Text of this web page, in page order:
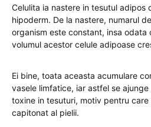
Celulita ia nastere in tesutul adipos
hipoderm. De la nastere, numarul
organism este constant, insa odata
volumul acestor celule adipoase
Ei bine, toata aceasta acumulare
vasele limfatice, iar astfel se
toxine in tesuturi, motiv pentru
capitonat al pielii.